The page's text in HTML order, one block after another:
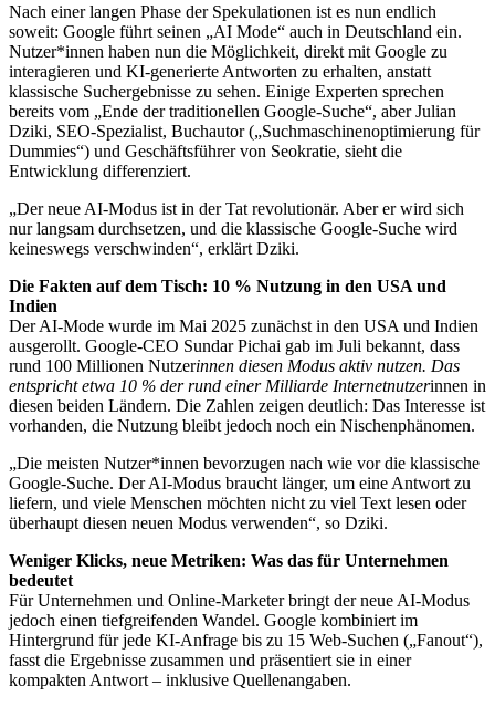
Nach einer langen Phase der Spekulationen ist es nun endlich
soweit: Google führt seinen „AI Mode“ auch in Deutschland ein.
Nutzer*innen haben nun die Möglichkeit, direkt mit Google zu
interagieren und KI-generierte Antworten zu erhalten, anstatt
klassische Suchergebnisse zu sehen. Einige Experten sprechen
bereits vom „Ende der traditionellen Google-Suche“, aber Julian
Dziki, SEO-Spezialist, Buchautor („Suchmaschinenoptimierung für
Dummies“) und Geschäftsführer von Seokratie, sieht die
Entwicklung differenziert.
„Der neue AI-Modus ist in der Tat revolutionär. Aber er wird sich
nur langsam durchsetzen, und die klassische Google-Suche wird
keineswegs verschwinden“, erklärt Dziki.
Die Fakten auf dem Tisch: 10 % Nutzung in den USA und
Indien
Der AI-Mode wurde im Mai 2025 zunächst in den USA und Indien
ausgerollt. Google-CEO Sundar Pichai gab im Juli bekannt, dass
rund 100 Millionen Nutzerinnen diesen Modus aktiv nutzen. Das
entspricht etwa 10 % der rund einer Milliarde Internetnutzerinnen in
diesen beiden Ländern. Die Zahlen zeigen deutlich: Das Interesse ist
vorhanden, die Nutzung bleibt jedoch noch ein Nischenphänomen.
„Die meisten Nutzer*innen bevorzugen nach wie vor die klassische
Google-Suche. Der AI-Modus braucht länger, um eine Antwort zu
liefern, und viele Menschen möchten nicht zu viel Text lesen oder
überhaupt diesen neuen Modus verwenden“, so Dziki.
Weniger Klicks, neue Metriken: Was das für Unternehmen
bedeutet
Für Unternehmen und Online-Marketer bringt der neue AI-Modus
jedoch einen tiefgreifenden Wandel. Google kombiniert im
Hintergrund für jede KI-Anfrage bis zu 15 Web-Suchen („Fanout“),
fasst die Ergebnisse zusammen und präsentiert sie in einer
kompakten Antwort – inklusive Quellenangaben.